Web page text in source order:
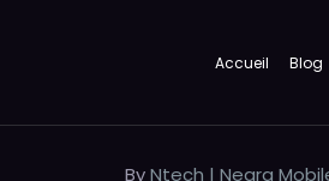
Accueil Blog
ByNtech | Negra